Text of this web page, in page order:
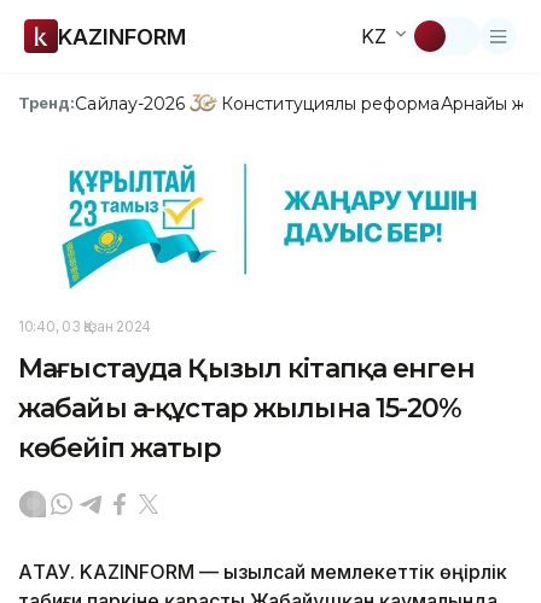
KAZINFORM KZ
Тренд:Сайлау-2026 Конституциялық реформаАрнайы
10:40, 03 Қазан 2024
Маңғыстауда Қызыл кітапқа енген
жабайы аң-құстар жылына 15-20%
көбейіп жатыр
АҚТАУ. KAZINFORM — Қызылсай мемлекеттік өңірлік